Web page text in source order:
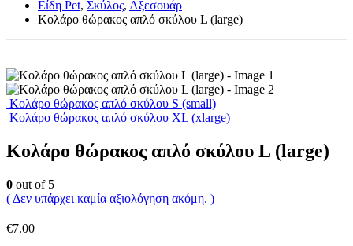
Είδη Pet, Σκύλος, Αξεσουάρ
Κολάρο θώρακος απλό σκύλου L (large)
Κολάρο θώρακος απλό σκύλου S (small)
Κολάρο θώρακος απλό σκύλου XL (xlarge)
Κολάρο θώρακος απλό σκύλου L (large)
0 out of 5
( Δεν υπάρχει καμία αξιολόγηση ακόμη. )
€7.00